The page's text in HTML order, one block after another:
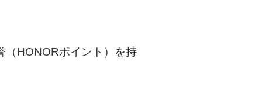
（HONORポイント）を持